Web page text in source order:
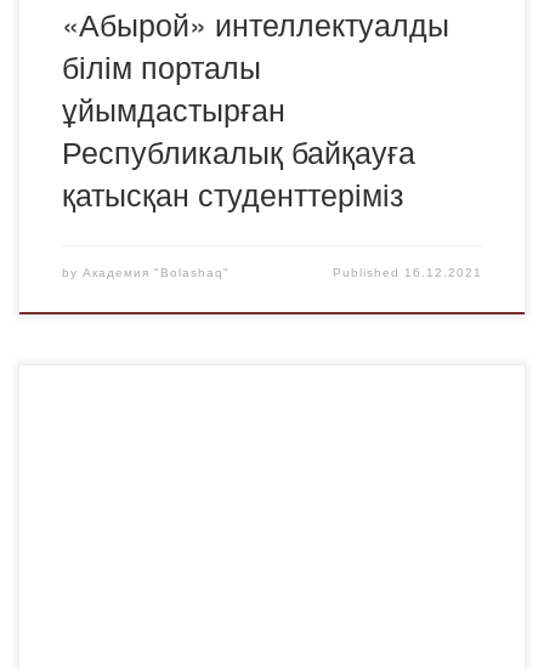
«Абырой» интеллектуалды
білім порталы
ұйымдастырған
Республикалық байқауға
қатысқан студенттеріміз
by Академия "Bolashaq" Published 16.12.2021